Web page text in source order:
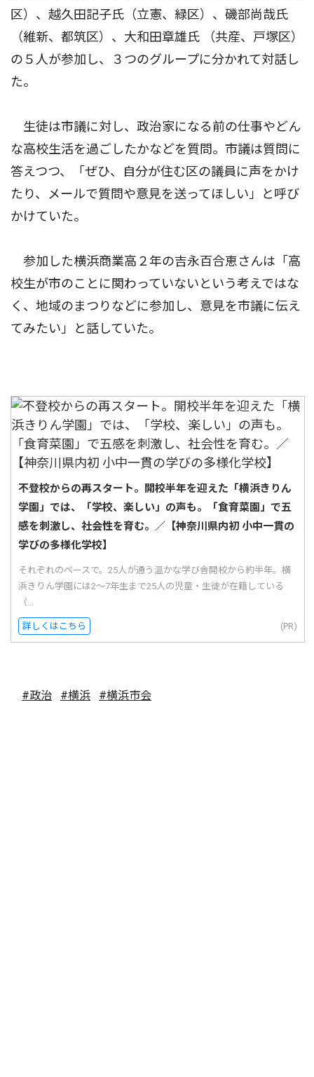
区）、越久田記子氏（立憲、緑区）、磯部尚哉氏
（維新、都筑区）、大和田章雄氏 （共産、戸塚区）
の５人が参加し、３つのグループに分かれて対話し
た。
生徒は市議に対し、政治家になる前の仕事やどん
な高校生活を過ごしたかなどを質問。市議は質問に
答えつつ、「ぜひ、自分が住む区の議員に声をかけ
たり、メールで質問や意見を送ってほしい」と呼び
かけていた。
参加した横浜商業高２年の吉永百合恵さんは「高
校生が市のことに関わっていないという考えではな
く、地域のまつりなどに参加し、意見を市議に伝え
てみたい」と話していた。
不登校からの再スタート。開校半年を迎えた「横浜きりん
学園」では、「学校、楽しい」の声も。「食育菜園」で五
感を刺激し、社会性を育む。／【神奈川県内初 小中一貫の
学びの多様化学校】
それぞれのペースで。25人が通う温かな学び舎開校から約半年。横
浜きりん学園には2〜7年生まで25人の児童・生徒が在籍している
（...
詳しくはこちら (PR)
#政治 #横浜 #横浜市会